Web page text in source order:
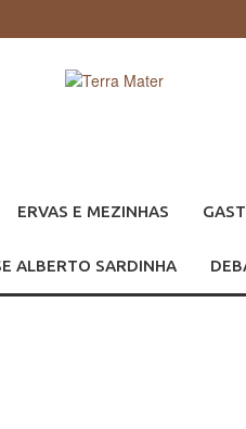
ERVAS E MEZINHAS
ALBERTO SARDINHA